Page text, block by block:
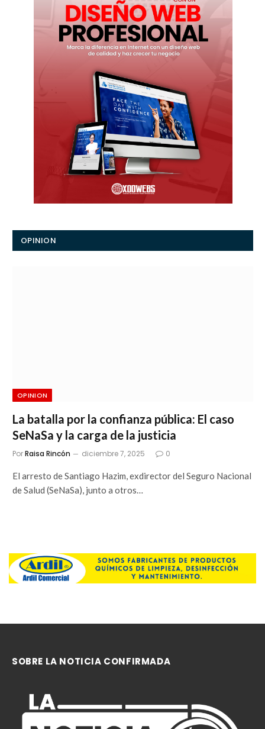
OPINION
OPINION
La batalla por la confianza pública: El caso
SeNaSa y la carga de la justicia
PorRaisa Rincón diciembre 7, 2025 0
El arresto de Santiago Hazim, exdirector del Seguro Nacional
de Salud (SeNaSa), junto a otros…
SOBRE LA NOTICIA CONFIRMADA